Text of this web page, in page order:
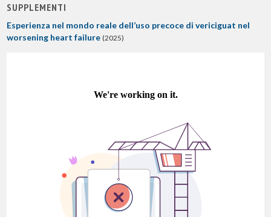
SUPPLEMENTI
Esperienza nel mondo reale dell’uso precoce di vericiguat nel
worsening heart failure (2025)